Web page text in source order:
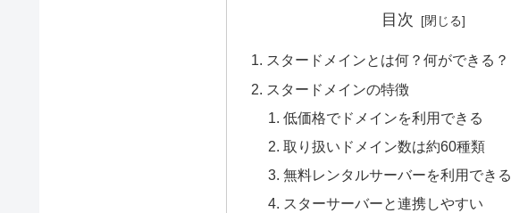
目次
スタードメインとは何？何ができる？
スタードメインの特徴
低価格でドメインを利用できる
取り扱いドメイン数は約60種類
無料レンタルサーバーを利用できる
スターサーバーと連携しやすい